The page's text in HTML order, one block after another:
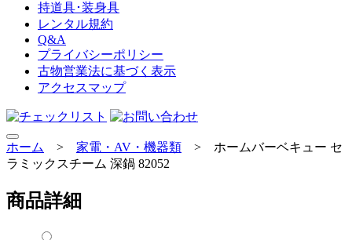
持道具･装身具
レンタル規約
Q&A
プライバシーポリシー
古物営業法に基づく表示
アクセスマップ
ホーム > 家電・AV・機器類 >
ホームバーベキュー セ
ラミックスチーム 深鍋 82052
商品詳細